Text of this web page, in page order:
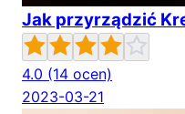
Jak przyrządzić
4.0 (14 ocen)
2023-03-21